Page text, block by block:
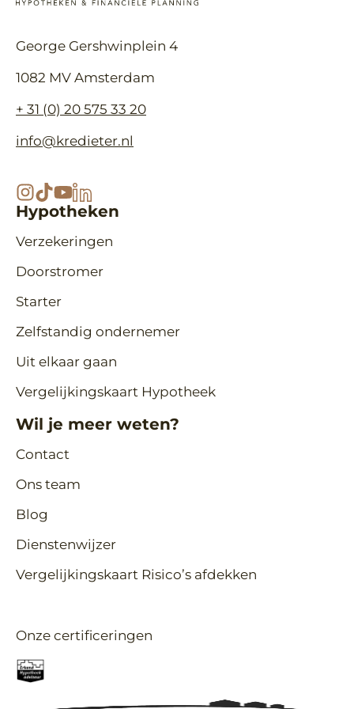
George Gershwinplein 4
1082 MV Amsterdam
+ 31 (0) 20 575 33 20
info@kredieter.nl
Hypotheken
Verzekeringen
Doorstromer
Starter
Zelfstandig ondernemer
Uit elkaar gaan
Vergelijkingskaart Hypotheek
Wil je meer weten?
Contact
Ons team
Blog
Dienstenwijzer
Vergelijkingskaart Risico’s afdekken
Onze certificeringen